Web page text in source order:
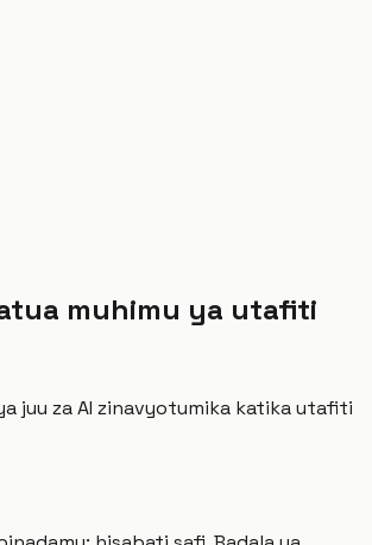
muhimu ya utafiti
juu za AI zinavyotumika katika utafiti